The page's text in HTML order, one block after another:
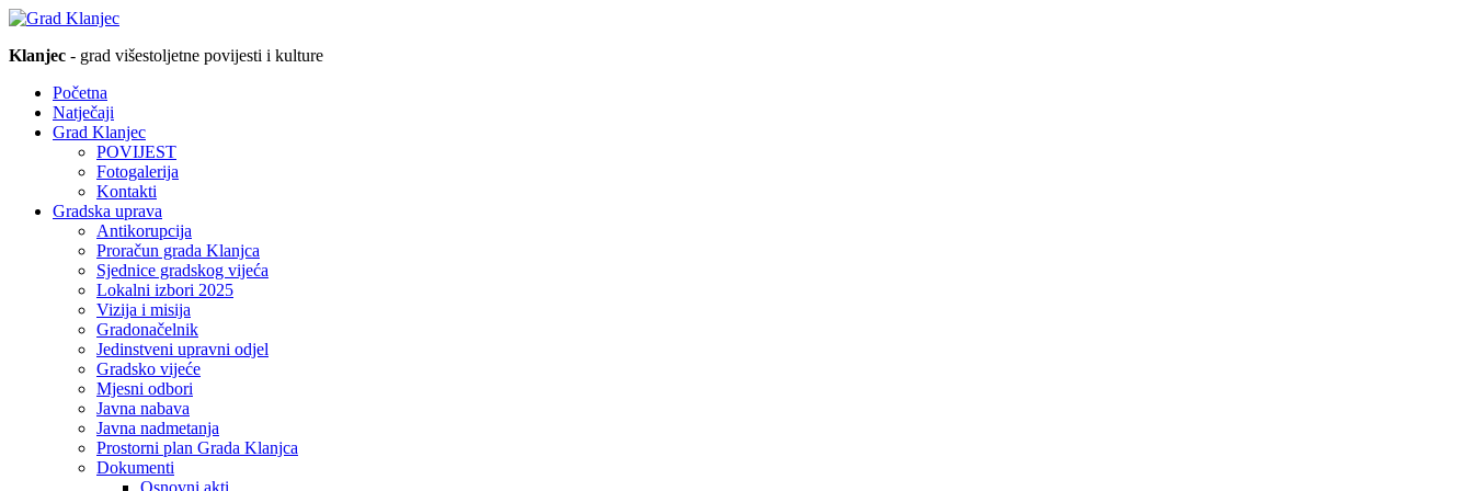
Klanjec - grad višestoljetne povijesti i kulture
Početna
Natječaji
Grad Klanjec
POVIJEST
Fotogalerija
Kontakti
Gradska uprava
Antikorupcija
Proračun grada Klanjca
Sjednice gradskog vijeća
Lokalni izbori 2025
Vizija i misija
Gradonačelnik
Jedinstveni upravni odjel
Gradsko vijeće
Mjesni odbori
Javna nabava
Javna nadmetanja
Prostorni plan Grada Klanjca
Dokumenti
Osnovni akti